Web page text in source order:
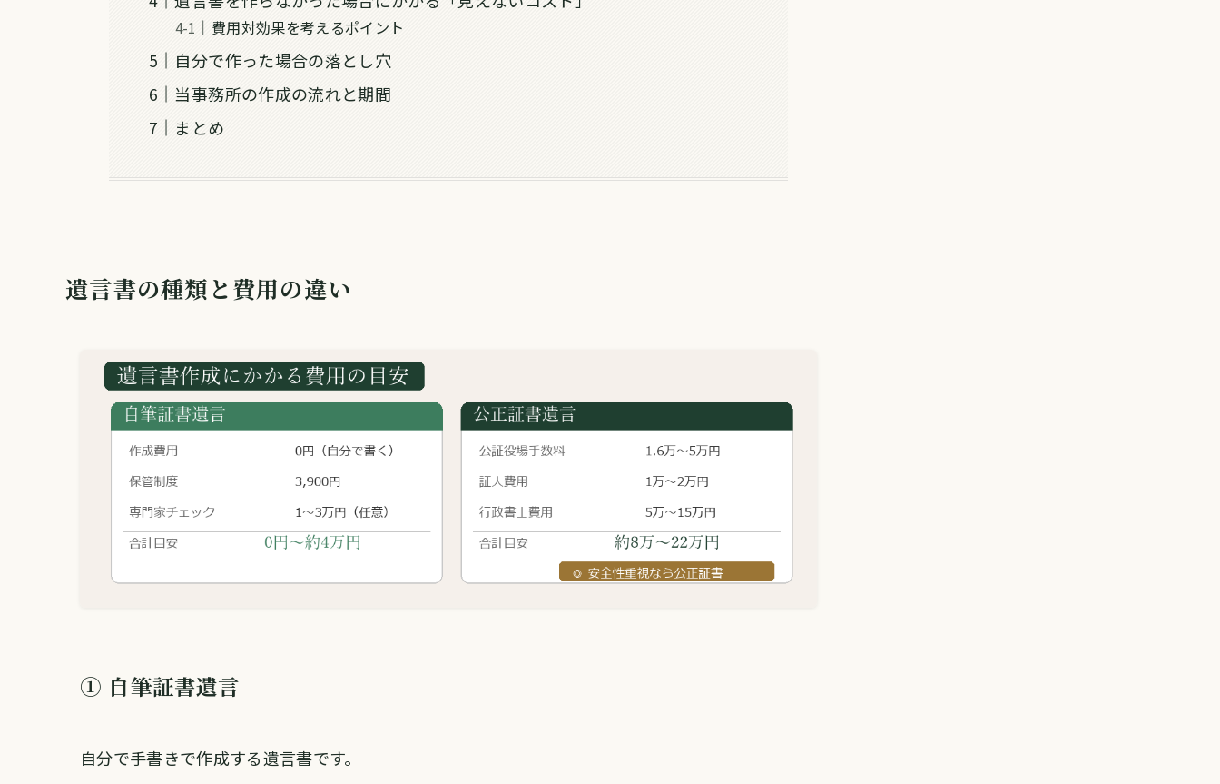
費用対効果を考えるポイント
自分で作った場合の落とし穴
当事務所の作成の流れと期間
まとめ
遺言書の種類と費用の違い
① 自筆証書遺言
自分で手書きで作成する遺言書です。